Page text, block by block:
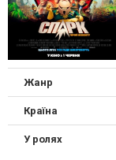
Жанр
Країна
У ролях